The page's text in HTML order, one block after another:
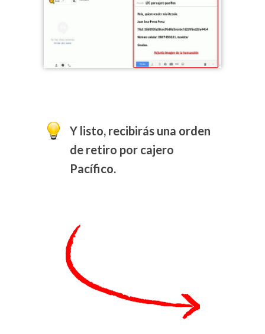
Y listo, recibirás una orden
de retiro por cajero
Pacífico.